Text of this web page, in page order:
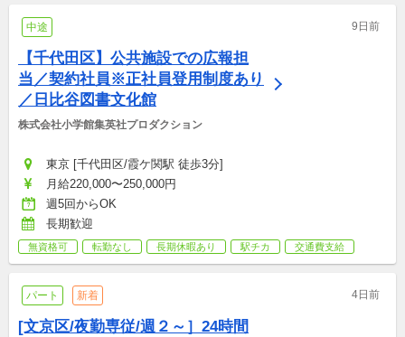
中途 9日前
【千代田区】公共施設での広報担
当／契約社員※正社員登用制度あり
／日比谷図書文化館
株式会社小学館集英社プロダクション
東京 [千代田区/霞ケ関駅 徒歩3分]
月給220,000〜250,000円
週5回からOK
長期歓迎
無資格可 転勤なし 長期休暇あり 駅チカ 交通費支給
パート 新着 4日前
[文京区/夜勤専従/週２～］24時間